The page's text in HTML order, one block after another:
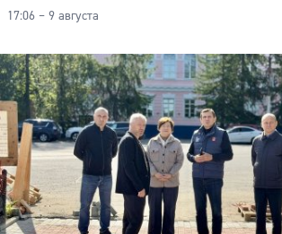
17:06 – 9 августа